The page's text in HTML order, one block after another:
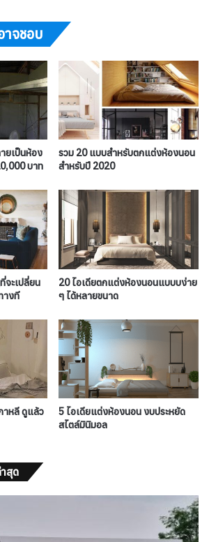
จชอบ
ยเป็นห้อง
บาท
รวม 20 แบบสำหรับตกแต่งห้องนอน
สำหรับปี 2020
จะเปลี่ยน
างที
20 ไอเดียตกแต่งห้องนอนแบบบง่าย
ๆ ได้หลายขนาด
าหลี ดูแล้ว
5 ไอเดียแต่งห้องนอน งบประหยัด
สไตล์มินิมอล
สุด